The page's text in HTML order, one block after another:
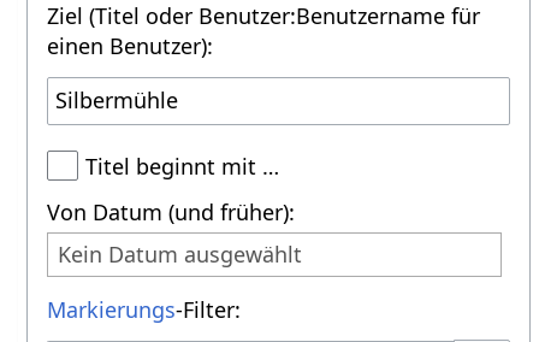
Ziel (Titel oder Benutzer:Benutzername für
einen Benutzer):
Titel beginnt mit …
Von Datum (und früher):
Kein Datum ausgewählt
Markierungs-Filter: